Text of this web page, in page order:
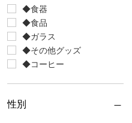
◆食器
◆食品
◆ガラス
◆その他グッズ
◆コーヒー
性別